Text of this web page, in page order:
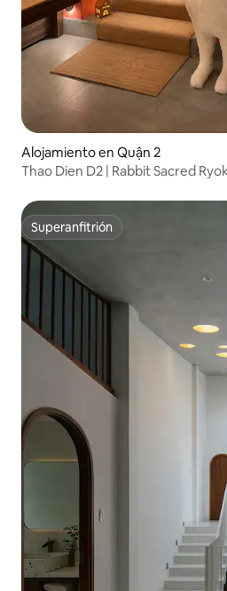
Alojamiento en Quận 2
Thao Dien D2 | Rabbit Sacred
Superanfitrión
Superanfitrión